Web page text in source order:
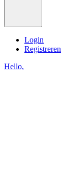
Login
Registreren
Hello,